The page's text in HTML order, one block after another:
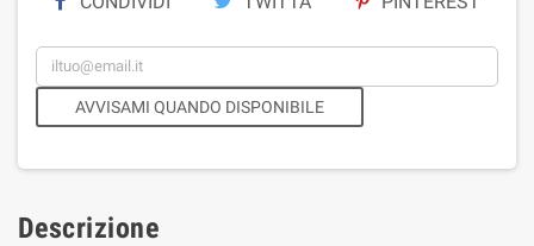
AVVISAMI QUANDO DISPONIBILE
Descrizione